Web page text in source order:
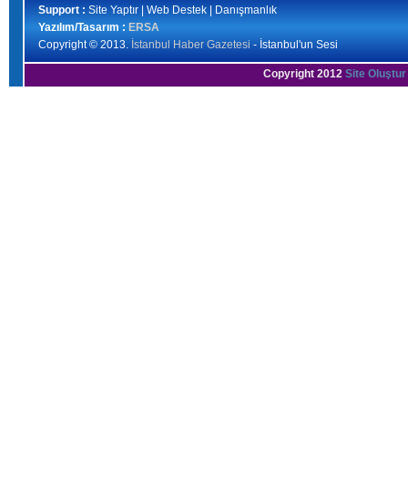
Support : Site Yaptır | Web Destek | Danışmanlık
Yazılım/Tasarım : ERSA
Copyright © 2013. İstanbul Haber Gazetesi - İstanbul'un Sesi
Copyright 2012 Site Oluştur